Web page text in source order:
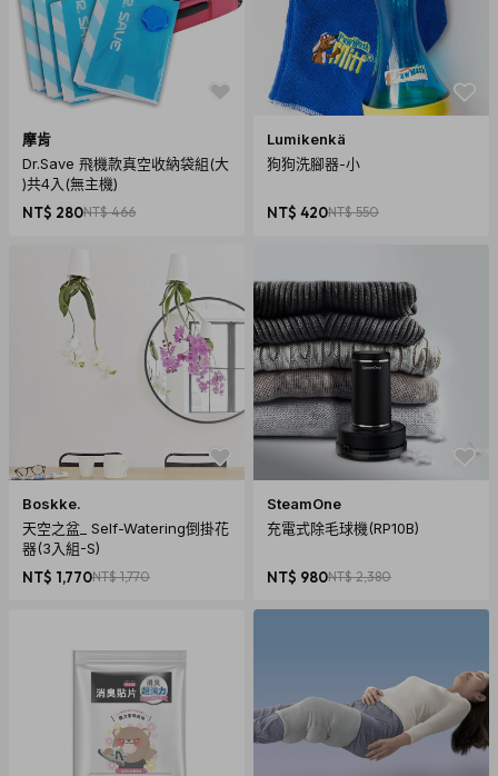
商品規格
產地：台灣
保固：無
材質：天然山毛櫸、胡桃木實木、透明塑料镜片
尺寸：主體約10.5x7x9.5cm/包裝約21.5x14x7cm
重量：約130g
摩肯
Dr.Save 飛機款真空收納袋組(大
)共4入(無主機)
NT$ 280NT$ 466
Lumikenkä
狗狗洗腳器-小
NT$ 420NT$ 550
Boskke.
天空之盆_ Self-Watering倒掛花
器(3入組-S)
NT$ 1,770NT$ 1,770
SteamOne
充電式除毛球機(RP10B)
NT$ 980NT$ 2,380